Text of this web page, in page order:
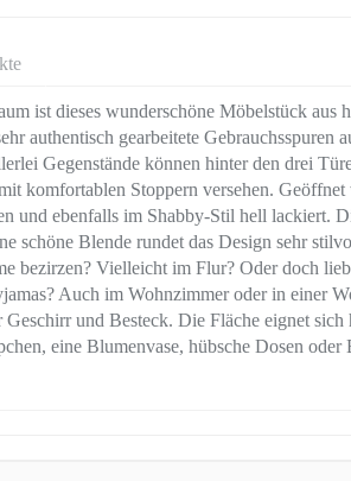
ist dieses wunderschöne Möbelstück aus
authentisch gearbeitete Gebrauchsspuren
Gegenstände können hinter den drei
komfortablen Stoppern versehen. Geöffnet
und ebenfalls im Shabby-Stil hell lackiert.
schöne Blende rundet das Design sehr
bezirzen? Vielleicht im Flur? Oder doch
Auch im Wohnzimmer oder in einer
und Besteck. Die Fläche eignet sich
eine Blumenvase, hübsche Dosen oder